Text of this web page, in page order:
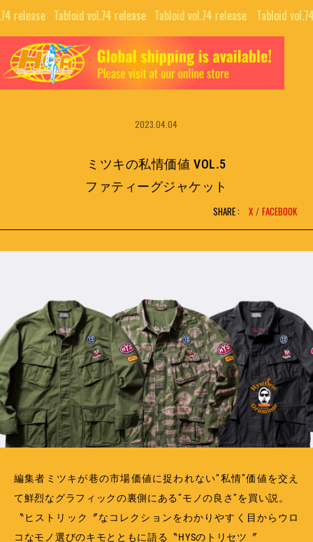
release⠀ Tabloid vol.74 release⠀ Tabloid vol.74 release⠀ Tabloid
TOP
ALL
GUIDE
HYSTERIC BOOTLEG
TABLOID
LOOKBOOK
PUBLISHING
MOVIE
CONTACT
MEMBERSHIP
PRIVACY POLICY
2023.04.04
ミツキの私情価値 VOL.5
ファティーグジャケット
SHARE : X FACEBOOK
編集者ミツキが巷の市場価値に捉われない”私情”価値を交え
て鮮烈なグラフィックの裏側にある”モノの良さ”を買い説。
〝ヒストリック〞なコレクションをわかりやすく目からウロ
コなモノ選びのキモとともに語る〝HYSのトリセツ〞